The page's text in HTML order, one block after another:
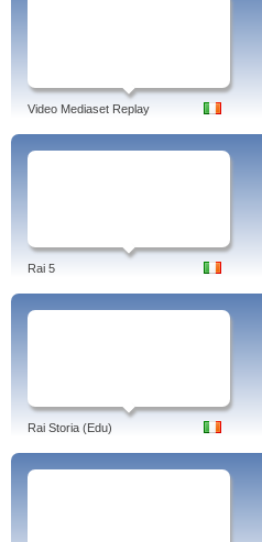
Video Mediaset Replay
Rai 5
Rai Storia (Edu)